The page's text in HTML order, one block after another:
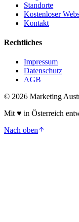
Standorte
Kostenloser
Kontakt
Rechtliches
Impressum
Datenschutz
AGB
© 2026 Marketing
Mit ♥ in Österreich
Nach oben